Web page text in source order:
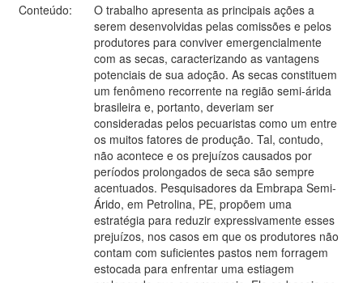
Conteúdo:
O trabalho apresenta as principais ações a
serem desenvolvidas pelas comissões e pelos
produtores para conviver emergencialmente
com as secas, caracterizando as vantagens
potenciais de sua adoção. As secas constituem
um fenômeno recorrente na região semi-árida
brasileira e, portanto, deveriam ser
consideradas pelos pecuaristas como um entre
os muitos fatores de produção. Tal, contudo,
não acontece e os prejuízos causados por
períodos prolongados de seca são sempre
acentuados. Pesquisadores da Embrapa Semi-
Árido, em Petrolina, PE, propõem uma
estratégia para reduzir expressivamente esses
prejuízos, nos casos em que os produtores não
contam com suficientes pastos nem forragem
estocada para enfrentar uma estiagem